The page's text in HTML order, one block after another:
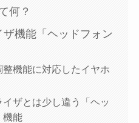
何？
機能「ヘッドフォン
機能に対応したイヤホ
ザとは少し違う「ヘッ
機能